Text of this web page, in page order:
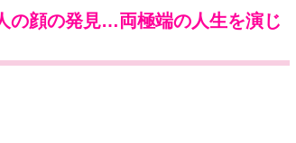
の顔の発見…両極端の人生を演じ